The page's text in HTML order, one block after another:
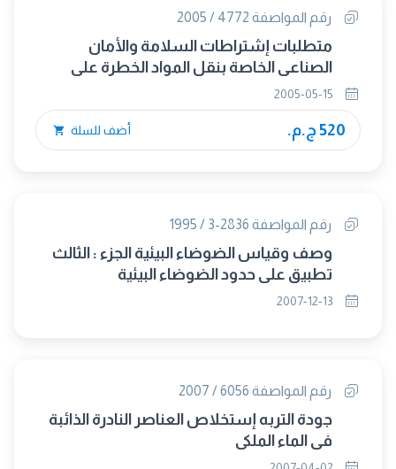
رقم المواصفة 4772 / 2005
متطلبات إشتراطات السلامة والأمان
الصناعي الخاصة بنقل المواد الخطرة على
الطرق
520 ج.م. أضف للسلة
رقم المواصفة 2836-3 / 1995
وصف وقياس الضوضاء البيئية الجزء : الثالث
تطبيق على حدود الضوضاء البيئية
رقم المواصفة 6056 / 2007
جودة التربه إستخلاص العناصر النادرة الذائبة
فى الماء الملكى